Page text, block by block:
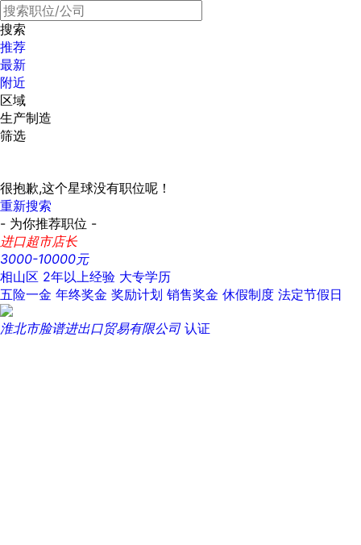
搜索
推荐
最新
附近
区域
生产制造
筛选
很抱歉,这个星球没有职位呢！
重新搜索
- 为你推荐职位 -
进口超市店长
3000-10000元
相山区 2年以上经验 大专学历
五险一金 年终奖金 奖励计划 销售奖金 休假制度 法定节假日
淮北市脸谱进出口贸易有限公司 认证